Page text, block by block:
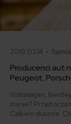
2019.03.14 •
Producenci aut
Peugeot,
Volkswagen,
marek? Przed
Całkiem słusznie.